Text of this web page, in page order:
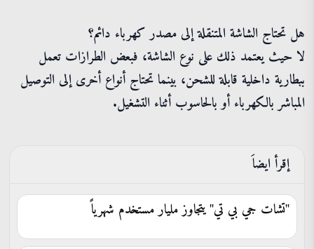
هل تحتاج الشاشة المتنقلة إلى مصدر كهرباء دائم؟
لا حيث يعتمد ذلك على نوع الشاشة، فبعض الطرازات تعمل
ببطارية داخلية قابلة للشحن، بينما تحتاج أنواع أخرى إلى التوصيل
المباشر بالكهرباء أو بالحاسوب أثناء التشغيل.
إقرأ ايضاَ
"تشات جي بي تي" يتجاوز مليار مستخدم شهرياً